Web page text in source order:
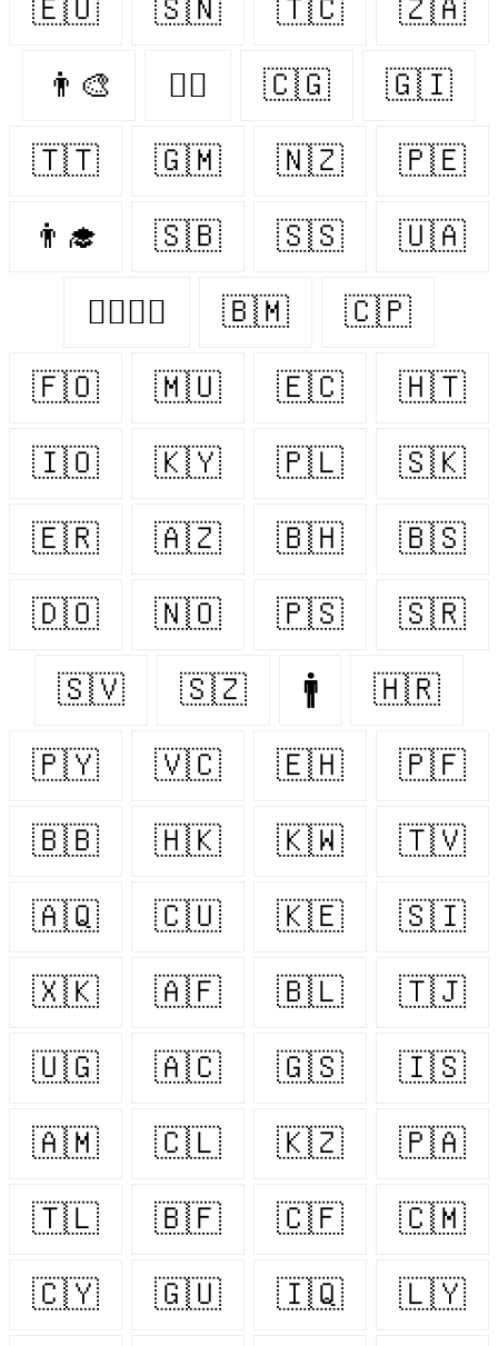
🇪🇺 🇸🇳 🇹🇨 🇿🇦
👨‍🎨 👨‍✈️ 🇨🇬 🇬🇮
🇹🇹 🇬🇲 🇳🇿 🇵🇪
👨‍🎓 🇸🇧 🇸🇸 🇺🇦
👩‍❤️‍💋‍👨 🇧🇲 🇨🇵
🇫🇴 🇲🇺 🇪🇨 🇭🇹
🇮🇴 🇰🇾 🇵🇱 🇸🇰
🇪🇷 🇦🇿 🇧🇭 🇧🇸
🇩🇴 🇳🇴 🇵🇸 🇸🇷
🇸🇻 🇸🇿 🚹 🇭🇷
🇵🇾 🇻🇨 🇪🇭 🇵🇫
🇧🇧 🇭🇰 🇰🇼 🇹🇻
🇦🇶 🇨🇺 🇰🇪 🇸🇮
🇽🇰 🇦🇫 🇧🇱 🇹🇯
🇺🇬 🇦🇨 🇬🇸 🇮🇸
🇦🇲 🇨🇱 🇰🇿 🇵🇦
🇹🇱 🇧🇫 🇨🇫 🇨🇲
🇨🇾 🇬🇺 🇮🇶 🇱🇾